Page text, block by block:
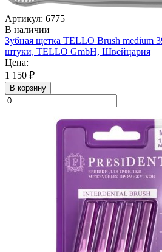
Артикул: 6775
В наличии
Зубная щетка TELLO Brush medium
штуки, TELLO GmbH, Швейцария
Цена:
1 150 ₽
В корзину